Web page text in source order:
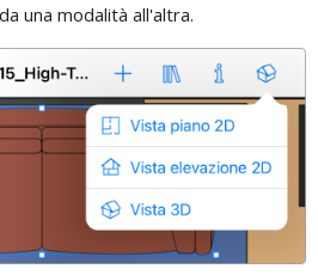
una modalità all'altra.